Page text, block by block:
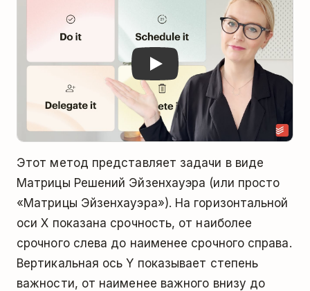
Этот метод представляет задачи в виде
Матрицы Решений Эйзенхауэра (или просто
«Матрицы Эйзенхауэра»). На горизонтальной
оси X показана срочность, от наиболее
срочного слева до наименее срочного справа.
Вертикальная ось Y показывает степень
важности, от наименее важного внизу до